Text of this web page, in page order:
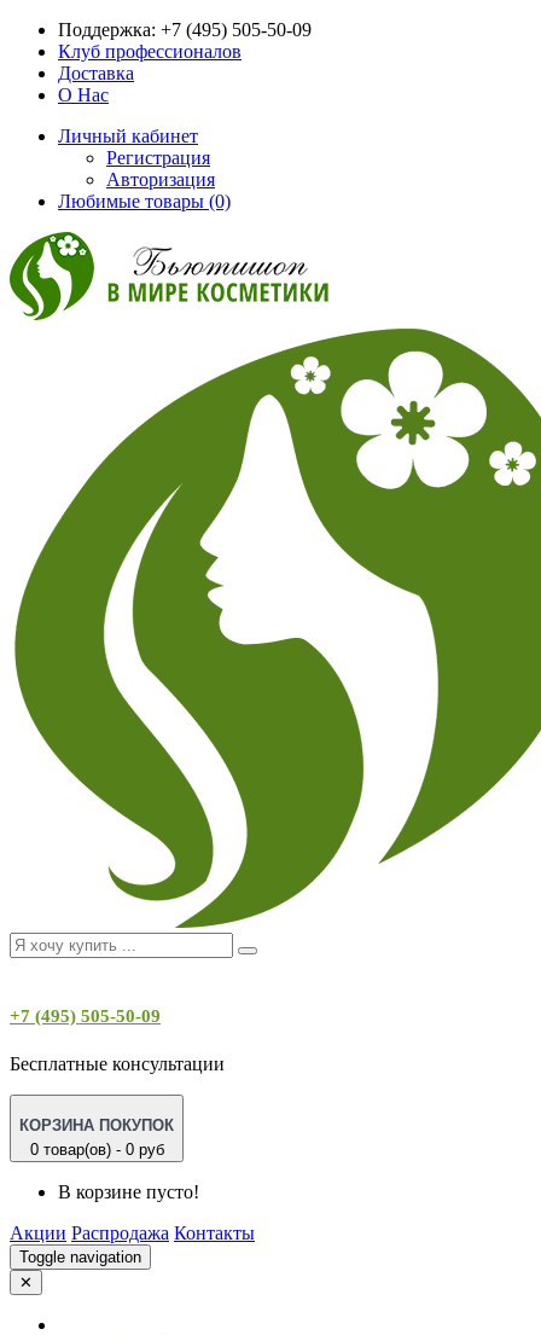
Поддержка: +7 (495) 505-50-09
Клуб профессионалов
Доставка
О Нас
Личный кабинет
Регистрация
Авторизация
Любимые товары (0)
+7 (495) 505-50-09
Бесплатные консультации
КОРЗИНА ПОКУПОК
0 товар(ов) - 0 руб
В корзине пусто!
Акции Распродажа Контакты
Toggle navigation
✕